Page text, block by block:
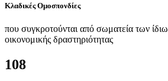
Κλαδικές Ομοσπονδίες
που συγκροτούνται από σωματεία των
οικονομικής δραστηριότητας
108